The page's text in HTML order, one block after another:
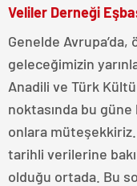
Veliler Derneği
Genelde Avrupa’da,
geleceğimizin
Anadili ve Türk
noktasında bu
onlara müteşekkiriz.
tarihli verilerine
olduğu ortada. Bu